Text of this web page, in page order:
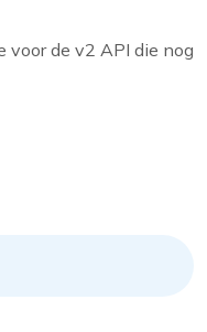
voor de v2 API die nog